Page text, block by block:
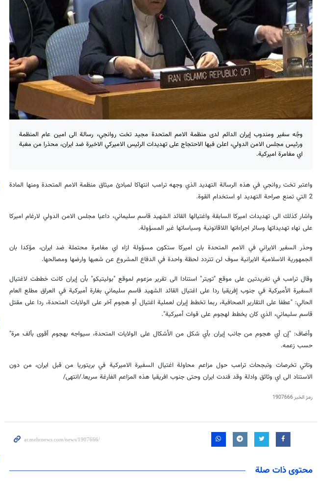
وجّه سفير ومندوب إيران الدائم لدى منظمة الامم المتحدة مجيد تخت روانجي، رسالة الى امين عام المنظمة
ورئيس مجلس الامن الدولي، اعلن فيها الاحتجاج على تهديدات الرئيس الاميركي الاخيرة ضد ايران، محذرا من مغبة
اي مغامرة اميركية.
واعتبر تخت روانجي في هذه الرسالة التهديد الذي وجهه ترامب انتهاكا لمبادئ ميثاق منظمة الامم المتحدة ومنها المادة
2 التي تمنع صراحة التهديد او استخدام القوة.
واشار كذلك الى تهديدات اميركا السابقة واغتيالها القائد الشهيد قاسم سليماني، داعيا مجلس الامن الدولي لارغام اميركا
على نهاء تهديداتها وسائر اجراءاتها اللاقانونية وسياساتها غير المسؤولة.
وحذر السفير الايراني في الامم المتحدة بان اميركا ستكون مسؤولة ازاء اي مغامرة محتملة ضد ايران، مؤكدا بان
الجمهورية الاسلامية الايرانية سوف لن تتردد لحظة واحدة في الدفاع المشروع عن شعبها وارضها ومصالحها.
وقال ترامب في تغريدتين على موقع "تويتر" استنادا الى تقرير مزعوم لموقع "بوليتيكو" بأن إيران كانت خططت لاغتيال
السفيرة الأميركية في جنوب إفريقيا ردا على اغتيال القائد الشهيد قاسم سليماني بغارة أميركية في العراق مطلع العام
الحالي: "عطفا على التقارير الصحافية، ربما تخطط إيران لعملية اغتيال أو هجوم آخر على الولايات المتحدة، ردا على مقتل
قاسم سليماني، الذي كان يخطط لهجوم على قوات أميركية".
وأضاف: "إن أي هجوم من جانب إيران بأي شكل من الأشكال على الولايات المتحدة، سيواجه بهجوم أقوى بألف مرة"
حسب زعمه.
وتاتي تخرصات وتبجحات ترامب حول مزاعم محاولة اغتيال السفيرة الاميركية في بريتوريا من قبل ايران، من دون
الاستناد الى اي وثائق وادلة وقد فندت ايران وحتى جنوب افريقيا هذه المزاعم الفارغة سريعا./انتهى/
رمز الخبر1907666
محتوى ذات صلة